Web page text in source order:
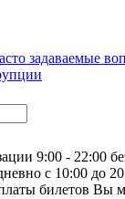
задаваемые
9:00 - 22:00
с 10:00 до
билетов Вы